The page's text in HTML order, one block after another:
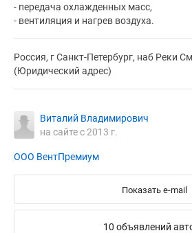
- передача охлажденных масс,
- вентиляция и нагрев воздуха.
Россия, г Санкт-Петербург, наб Реки
(Юридический адрес)
Виталий Владимирович
на сайте с 2013 г.
ООО ВентПремиум
Показать e-mail
10 объявлений